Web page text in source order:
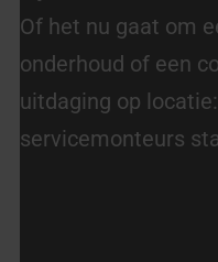
Of het nu gaat om
onderhoud of een
uitdaging op
servicemonteurs